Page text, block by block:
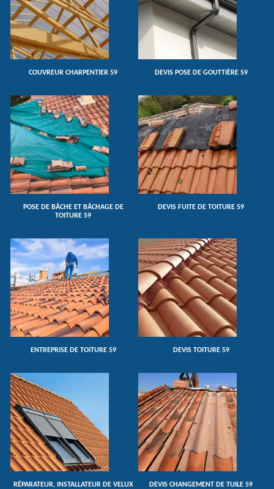
COUVREUR CHARPENTIER 59 DEVIS POSE DE GOUTTIÈRE 59
POSE DE BÂCHE ET BÂCHAGE DE
TOITURE 59
DEVIS FUITE DE TOITURE 59
ENTREPRISE DE TOITURE 59 DEVIS TOITURE 59
RÉPARATEUR, INSTALLATEUR DE VELUX
DEVIS CHANGEMENT DE TUILE 59